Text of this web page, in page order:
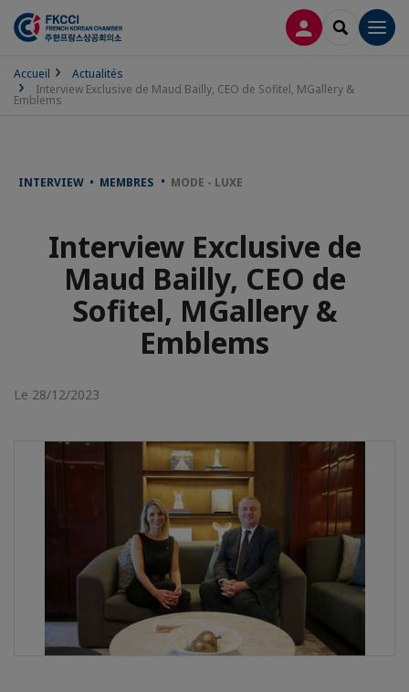
CONNEXION
Accueil
Actualités
Interview Exclusive de Maud Bailly, CEO de Sofitel, MGallery &
Emblems
INTERVIEW • MEMBRES MODE - LUXE
Interview Exclusive de
Maud Bailly, CEO de
Sofitel, MGallery &
Emblems
Le 28/12/2023